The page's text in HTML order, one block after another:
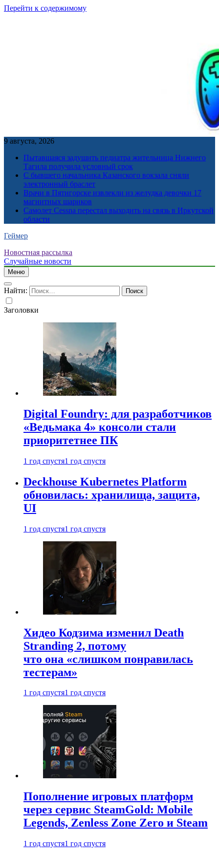
Перейти к содержимому
9 августа, 2026
Пытавшаяся задушить педиатра жительница Нижнего
Тагила получила условный срок
С бывшего начальника Казанского вокзала сняли
электронный браслет
Врачи в Пятигорске извлекли из желудка девочки 17
магнитных шариков
Самолет Cessna перестал выходить на связь в Иркутской
области
Геймер
Новостная рассылка
Случайные новости
Меню
Найти:
Заголовки
Digital Foundry: для разработчиков
«Ведьмака 4» консоли стали
приоритетнее ПК
1 год спустя1 год спустя
Deckhouse Kubernetes Platform
обновилась: хранилища, защита,
UI
1 год спустя1 год спустя
Хидео Кодзима изменил Death
Stranding 2, потому
что она «слишком понравилась
тестерам»
1 год спустя1 год спустя
Пополнение игровых платформ
через сервис SteamGold: Mobile
Legends, Zenless Zone Zero и Steam
1 год спустя1 год спустя